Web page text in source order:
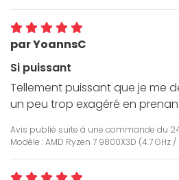
par YoannsC
Si puissant
Tellement puissant que je me
un peu trop exagéré en
Avis publié suite à une commande du
Modèle : AMD Ryzen 7 9800X3D (4.7 GHz /